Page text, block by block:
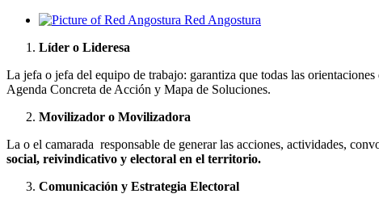
Red Angostura
Líder o Lideresa
La jefa o jefa del equipo de trabajo: garantiza que todas las
Agenda Concreta de Acción y Mapa de Soluciones.
Movilizador o Movilizadora
La o el camarada responsable de generar las acciones, actividades,
social, reivindicativo y electoral en el territorio.
Comunicación y Estrategia Electoral